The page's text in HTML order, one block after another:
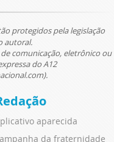
protegidos pela legislação
autoral.
comunicação, eletrônico ou
do A12
aparecida
da fraternidade